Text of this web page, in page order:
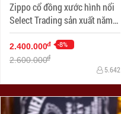
Zippo cổ đồng xước hình nổi
Select Trading sản xuất năm
X-1994
2.400.000đ -8%
2.600.000đ
5.642